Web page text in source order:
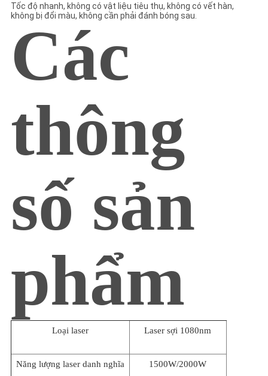
Tốc độ nhanh, không có vật liệu tiêu thụ, không có vết hàn,
không bị đổi màu, không cần phải đánh bóng sau.
Các
thông
số sản
phẩm
Loại laser Laser sợi 1080nm
Năng lượng laser danh nghĩa 1500W/2000W